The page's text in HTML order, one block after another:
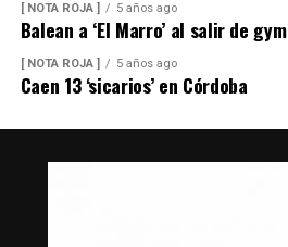
[ NOTA ROJA ] 5 años ago
Balean a ‘El Marro’ al salir de gym
[ NOTA ROJA ] 5 años ago
Caen 13 ‘sicarios’ en Córdoba